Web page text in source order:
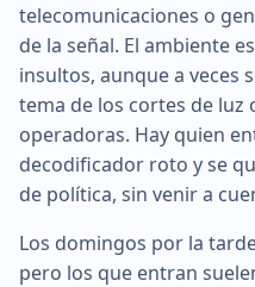
telecomunicaciones o
de la señal. El ambiente
insultos, aunque a veces
tema de los cortes de luz
operadoras. Hay quien
decodificador roto y se
de política, sin venir a
Los domingos por la
pero los que entran